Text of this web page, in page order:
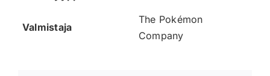
Valmistaja
The Pokémon
Company